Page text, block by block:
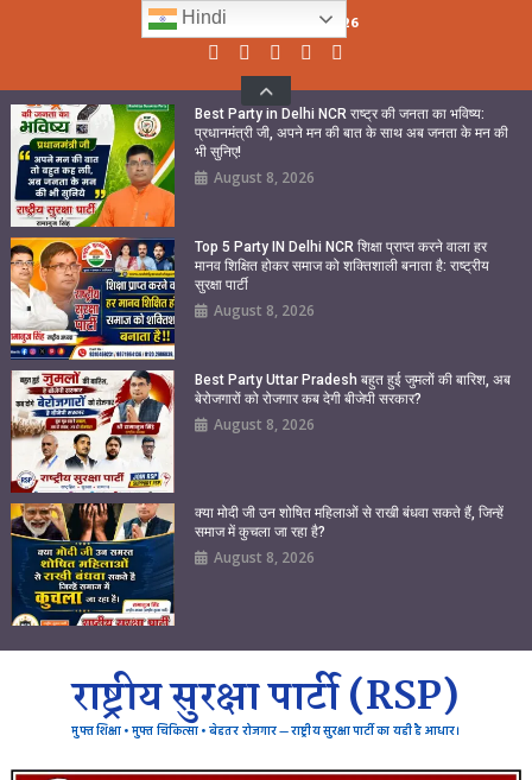
Sunday, August 09, 2026
Best Party in Delhi NCR राष्ट्र की जनता का भविष्य:
प्रधानमंत्री जी, अपने मन की बात के साथ अब जनता के मन की
भी सुनिए!
August 8, 2026
Top 5 Party IN Delhi NCR शिक्षा प्राप्त करने वाला हर
मानव शिक्षित होकर समाज को शक्तिशाली बनाता है: राष्ट्रीय
सुरक्षा पार्टी
August 8, 2026
Best Party Uttar Pradesh बहुत हुई जुमलों की बारिश, अब
बेरोजगारों को रोजगार कब देगी बीजेपी सरकार?
August 8, 2026
क्या मोदी जी उन शोषित महिलाओं से राखी बंधवा सकते हैं, जिन्हें
समाज में कुचला जा रहा है?
August 8, 2026
राष्ट्रीय सुरक्षा पार्टी (RSP)
मुफ्त शिक्षा • मुफ्त चिकित्सा • बेहतर रोजगार — राष्ट्रीय सुरक्षा पार्टी का यही है आधार।
Hindi